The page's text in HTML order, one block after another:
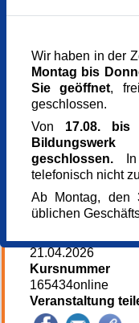
Mittwoch,
Sorge und Pflege
Veranstaltungsort
Zoom
München
Kursgebühr
0,00 €
Referent_in
Iris Gorke
Referent_in
Isabella Berr
21.04.2026
Kursnummer
165434online
Veranstaltung
Wir haben in der
Montag bis
Sie geöffnet,
geschlossen.
Von 17.08. bis
geschlossen. In
telefonisch nicht
Ab Montag, den
üblichen